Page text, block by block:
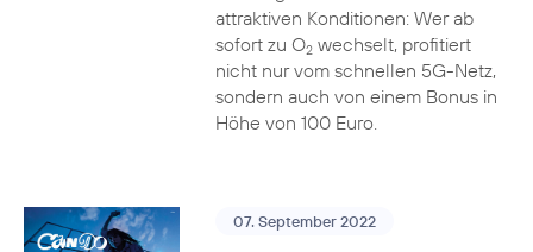
attraktiven Konditionen: Wer ab
sofort zu O2wechselt, profitiert
nicht nur vom schnellen 5G-Netz,
sondern auch von einem Bonus in
Höhe von 100 Euro.
07. September 2022